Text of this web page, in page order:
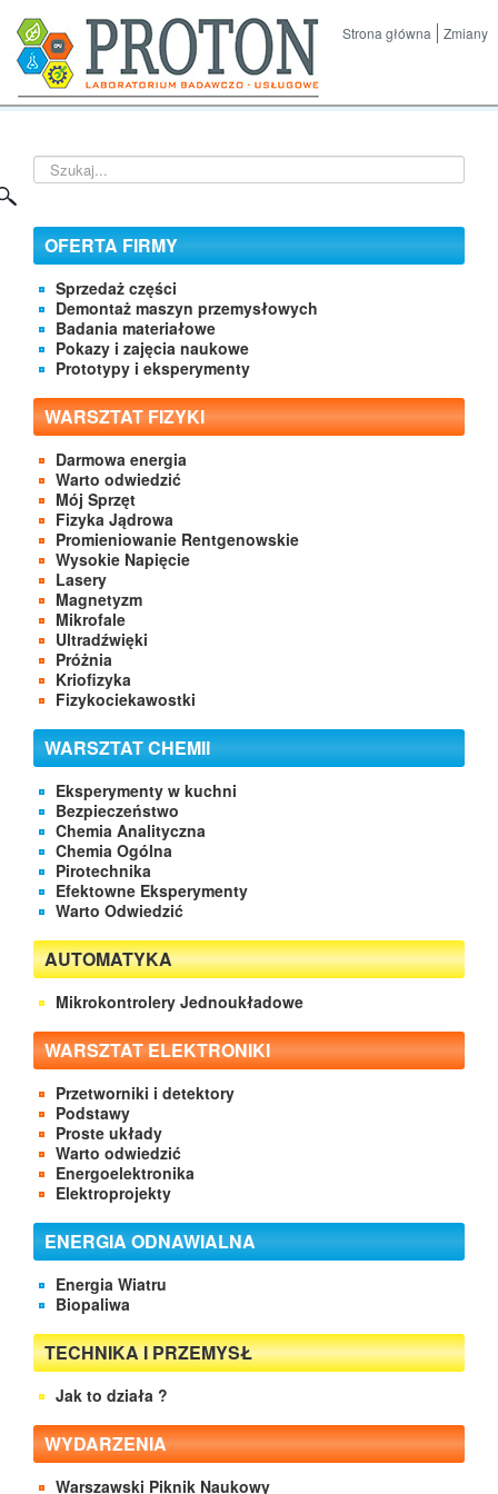
Strona główna Zmiany
Szukaj...
OFERTA FIRMY
Sprzedaż części
Demontaż maszyn przemysłowych
Badania materiałowe
Pokazy i zajęcia naukowe
Prototypy i eksperymenty
WARSZTAT FIZYKI
Darmowa energia
Warto odwiedzić
Mój Sprzęt
Fizyka Jądrowa
Promieniowanie Rentgenowskie
Wysokie Napięcie
Lasery
Magnetyzm
Mikrofale
Ultradźwięki
Próżnia
Kriofizyka
Fizykociekawostki
WARSZTAT CHEMII
Eksperymenty w kuchni
Bezpieczeństwo
Chemia Analityczna
Chemia Ogólna
Pirotechnika
Efektowne Eksperymenty
Warto Odwiedzić
AUTOMATYKA
Mikrokontrolery Jednoukładowe
WARSZTAT ELEKTRONIKI
Przetworniki i detektory
Podstawy
Proste układy
Warto odwiedzić
Energoelektronika
Elektroprojekty
ENERGIA ODNAWIALNA
Energia Wiatru
Biopaliwa
TECHNIKA I PRZEMYSŁ
Jak to działa ?
WYDARZENIA
Warszawski Piknik Naukowy